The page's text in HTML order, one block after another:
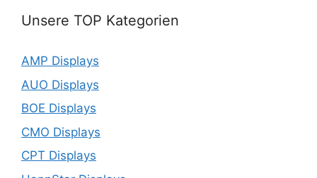
Unsere TOP Kategorien
AMP Displays
AUO Displays
BOE Displays
CMO Displays
CPT Displays